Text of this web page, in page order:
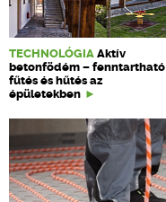
TECHNOLÓGIA Aktív
betonfödém – fenntartható
fűtés és hűtés az
épületekben